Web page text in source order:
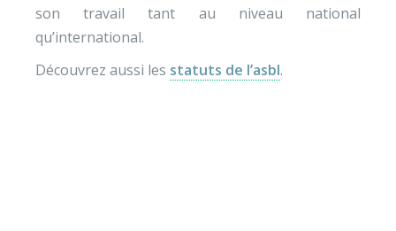
son travail tant au niveau national
qu’international.
Découvrez aussi les statuts de l’asbl.